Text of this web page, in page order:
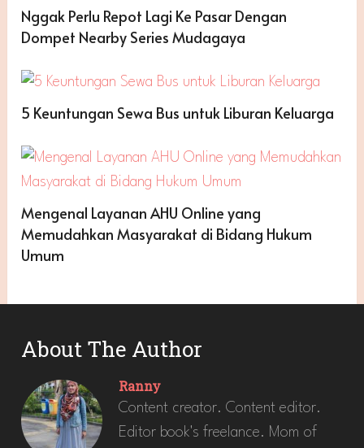
Nggak Perlu Repot Lagi Ke Pasar Dengan
Dompet Nearby Series Mudagaya
5 Keuntungan Sewa Bus untuk Liburan Keluarga
Mengenal Layanan AHU Online yang
Memudahkan Masyarakat di Bidang Hukum
Umum
About The Author
Ranny
Content creator. Content editor.
Editor book's freelance. Mom of